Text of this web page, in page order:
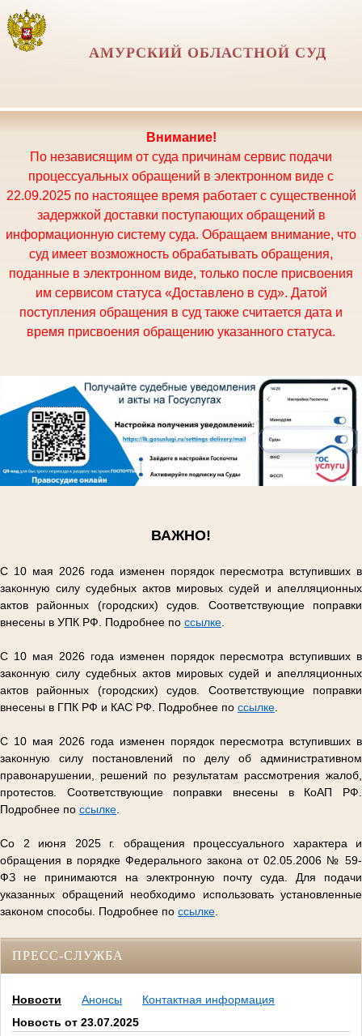
АМУРСКИЙ ОБЛАСТНОЙ СУД
Внимание!
По независящим от суда причинам сервис подачи
процессуальных обращений в электронном виде с
22.09.2025 по настоящее время работает с существенной
задержкой доставки поступающих обращений в
информационную систему суда. Обращаем внимание, что
суд имеет возможность обрабатывать обращения,
поданные в электронном виде, только после присвоения
им сервисом статуса «Доставлено в суд». Датой
поступления обращения в суд также считается дата и
время присвоения обращению указанного статуса.
ВАЖНО!
С 10 мая 2026 года изменен порядок пересмотра вступивших в
законную силу судебных актов мировых судей и апелляционных
актов районных (городских) судов. Соответствующие поправки
внесены в УПК РФ. Подробнее по ссылке
С 10 мая 2026 года изменен порядок пересмотра вступивших в
законную силу судебных актов мировых судей и апелляционных
актов районных (городских) судов. Соответствующие поправки
внесены в ГПК РФ и КАС РФ. Подробнее по ссылке
С 10 мая 2026 года изменен порядок пересмотра вступивших в
законную силу постановлений по делу об административном
правонарушении, решений по результатам рассмотрения жалоб,
протестов. Соответствующие поправки внесены в КоАП РФ.
Подробнее по ссылке
Со 2 июня 2025 г. обращения процессуального характера и
обращения в порядке Федерального закона от 02.05.2006 № 59-
ФЗ не принимаются на электронную почту суда. Для подачи
указанных обращений необходимо использовать установленные
законом способы. Подробнее по ссылке
ПРЕСС-СЛУЖБА
Новости Анонсы
Контактная информация
Новость от 23.07.2025